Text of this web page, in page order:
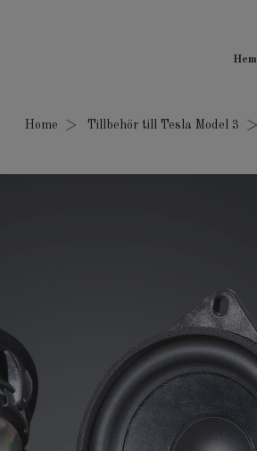
Hem
Home Tillbehör till Tesla Model 3